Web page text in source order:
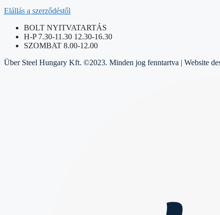
Elállás a szerződéstől
BOLT NYITVATARTÁS
H-P 7.30-11.30 12.30-16.30
SZOMBAT 8.00-12.00
Über Steel Hungary Kft. ©2023. Minden jog fenntartva | Website